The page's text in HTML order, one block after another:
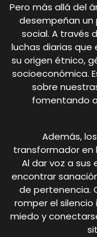
Pero más allá del
desempeñan un
social. A través
luchas diarias
su origen étnico,
socioeconómica.
sobre
fomentando
Además,
transformador en
Al dar voz a sus
encontrar
de pertenencia.
romper el
miedo y